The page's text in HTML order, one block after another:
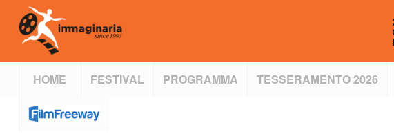
HOME FESTIVAL PROGRAMMA TESSERAMENTO 2026